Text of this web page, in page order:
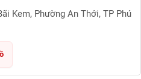
Kem, Phường An Thới, TP Phú